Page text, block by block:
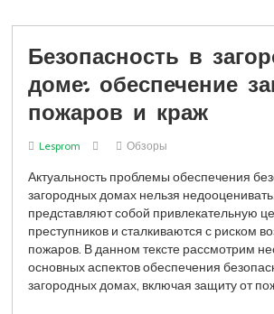
Безопасность в
доме: обеспечение
пожаров и краж
Lesprom Обзоры
Актуальность проблемы обеспечения
загородных домах нельзя
представляют собой привлекательную
преступников и сталкиваются с риском
пожаров. В данном тексте рассмотрим
основных аспектов обеспечения
загородных домах, включая защиту от